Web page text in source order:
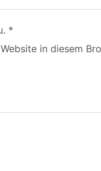
*
in diesem